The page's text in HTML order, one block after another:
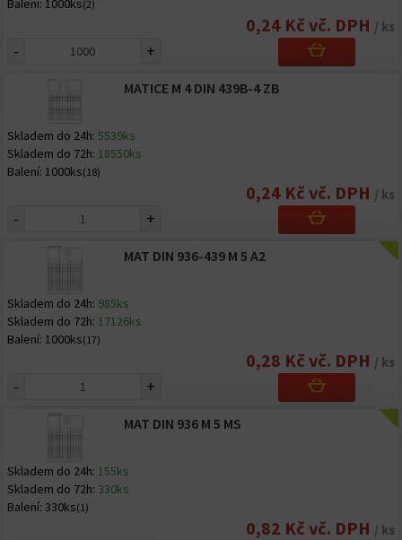
Balení: 1000ks(2)
0,24 Kč vč. DPH / ks
- +
MATICE M 4 DIN 439B-4 ZB
Skladem do 24h: 5539ks
Skladem do 72h: 18550ks
Balení: 1000ks(18)
0,24 Kč vč. DPH / ks
- +
MAT DIN 936-439 M 5 A2
Skladem do 24h: 985ks
Skladem do 72h: 17126ks
Balení: 1000ks(17)
0,28 Kč vč. DPH / ks
- +
MAT DIN 936 M 5 MS
Skladem do 24h: 155ks
Skladem do 72h: 330ks
Balení: 330ks(1)
0,82 Kč vč. DPH / ks